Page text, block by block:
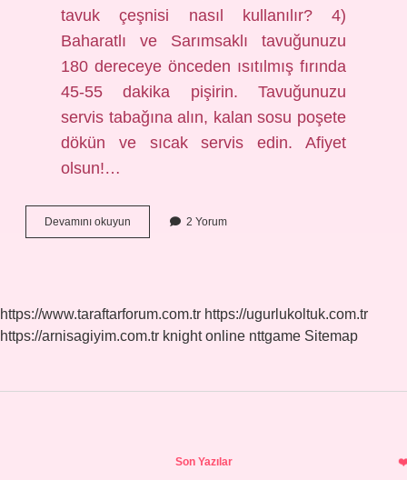
tavuk çeşnisi nasıl kullanılır? 4)
Baharatlı ve Sarımsaklı tavuğunuzu
180 dereceye önceden ısıtılmış fırında
45-55 dakika pişirin. Tavuğunuzu
servis tabağına alın, kalan sosu poşete
dökün ve sıcak servis edin. Afiyet
olsun!…
Devamını okuyun
Et
2 Yorum
https://www.taraftarforum.com.tr https://ugurlukoltuk.com.tr
https://arnisagiyim.com.tr knight online nttgame Sitemap
Son Yazılar